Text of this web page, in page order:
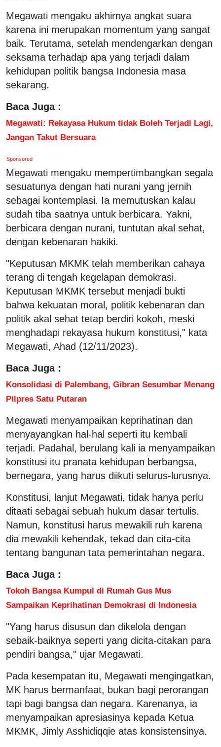
Megawati mengaku akhirnya angkat suara
karena ini merupakan momentum yang sangat
baik. Terutama, setelah mendengarkan dengan
seksama terhadap apa yang terjadi dalam
kehidupan politik bangsa Indonesia masa
sekarang.
Baca Juga :
Megawati: Rekayasa Hukum tidak Boleh Terjadi Lagi,
Jangan Takut Bersuara
Sponsored
Megawati mengaku mempertimbangkan segala
sesuatunya dengan hati nurani yang jernih
sebagai kontemplasi. Ia memutuskan kalau
sudah tiba saatnya untuk berbicara. Yakni,
berbicara dengan nurani, tuntutan akal sehat,
dengan kebenaran hakiki.
"Keputusan MKMK telah memberikan cahaya
terang di tengah kegelapan demokrasi.
Keputusan MKMK tersebut menjadi bukti
bahwa kekuatan moral, politik kebenaran dan
politik akal sehat tetap berdiri kokoh, meski
menghadapi rekayasa hukum konstitusi," kata
Megawati, Ahad (12/11/2023).
Baca Juga :
Konsolidasi di Palembang, Gibran Sesumbar Menang
Pilpres Satu Putaran
Megawati menyampaikan keprihatinan dan
menyayangkan hal-hal seperti itu kembali
terjadi. Padahal, berulang kali ia menyampaikan
konstitusi itu pranata kehidupan berbangsa,
bernegara, yang harus diikuti selurus-lurusnya.
Konstitusi, lanjut Megawati, tidak hanya perlu
ditaati sebagai sebuah hukum dasar tertulis.
Namun, konstitusi harus mewakili ruh karena
dia mewakili kehendak, tekad dan cita-cita
tentang bangunan tata pemerintahan negara.
Baca Juga :
Tokoh Bangsa Kumpul di Rumah Gus Mus
Sampaikan Keprihatinan Demokrasi di Indonesia
"Yang harus disusun dan dikelola dengan
sebaik-baiknya seperti yang dicita-citakan para
pendiri bangsa," ujar Megawati.
Pada kesempatan itu, Megawati mengingatkan,
MK harus bermanfaat, bukan bagi perorangan
tapi bagi bangsa dan negara. Karenanya, ia
menyampaikan apresiasinya kepada Ketua
MKMK, Jimly Asshidiqqie atas konsistensinya.